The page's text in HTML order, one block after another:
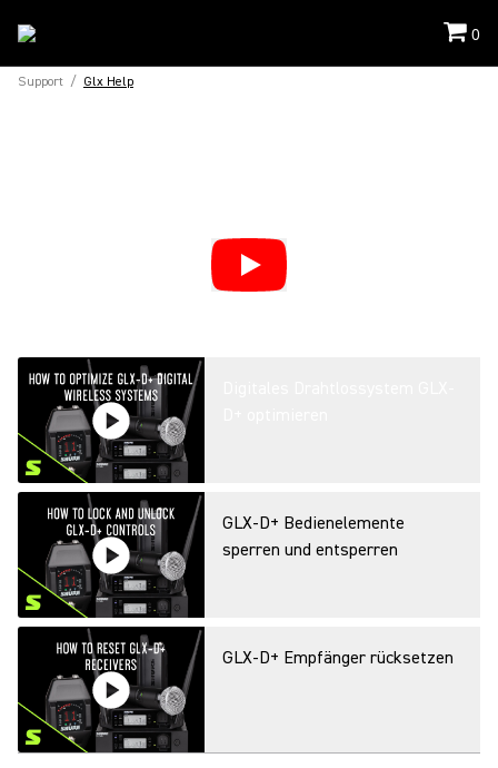
0
Support / Glx Help
GLX-D+ Bedienelemente
sperren und entsperren
GLX-D+ Empfänger rücksetzen